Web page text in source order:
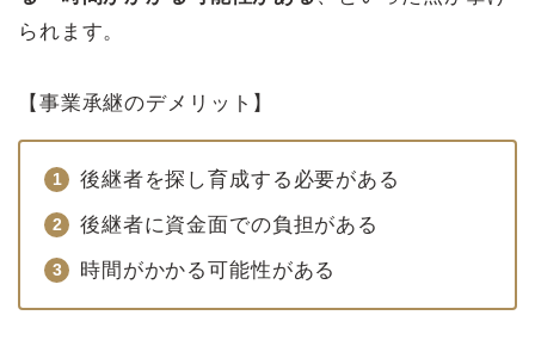
られます。
【事業承継のデメリット】
後継者を探し育成する必要がある
後継者に資金面での負担がある
時間がかかる可能性がある